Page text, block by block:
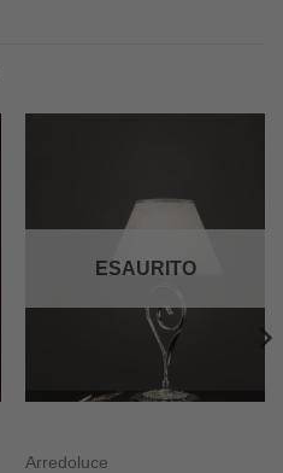
ESAURITO
Arredoluce